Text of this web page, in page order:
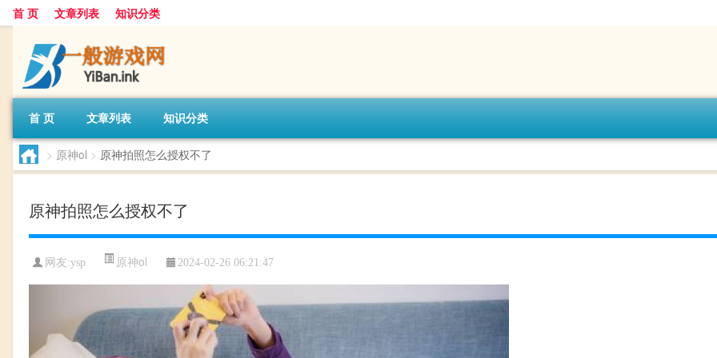
首 页 文章列表 知识分类
首 页 文章列表 知识分类
> 原神ol > 原神拍照怎么授权不了
原神拍照怎么授权不了
网友:ysp 原神ol 2024-02-26 06:21:47